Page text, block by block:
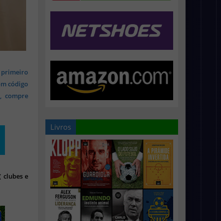
código
compre
e
Livros